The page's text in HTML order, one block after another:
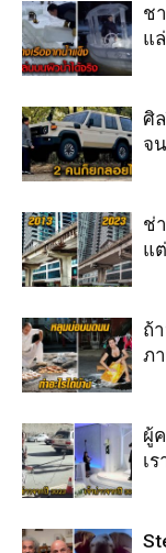
ช
แ
ศิ
จ
ช่
แ
ถ้
ภ
ผู้
เ